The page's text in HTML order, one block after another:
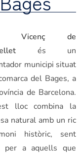
Vicenç de
és un
municipi situat
del Bages, a
de Barcelona.
lloc combina la
natural amb un ric
històric, sent
per a aquells que